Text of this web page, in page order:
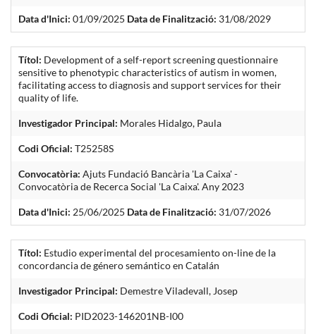
Data d'Inici: 01/09/2025 Data de Finalització: 31/08/2029
Títol: Development of a self-report screening questionnaire
sensitive to phenotypic characteristics of autism in women,
facilitating access to diagnosis and support services for their
quality of life.
Investigador Principal: Morales Hidalgo, Paula
Codi Oficial: T25258S
Convocatòria: Ajuts Fundació Bancària 'La Caixa' -
Convocatòria de Recerca Social 'La Caixa'. Any 2023
Data d'Inici: 25/06/2025 Data de Finalització: 31/07/2026
Títol: Estudio experimental del procesamiento on-line de la
concordancia de género semántico en Catalán
Investigador Principal: Demestre Viladevall, Josep
Codi Oficial: PID2023-146201NB-I00